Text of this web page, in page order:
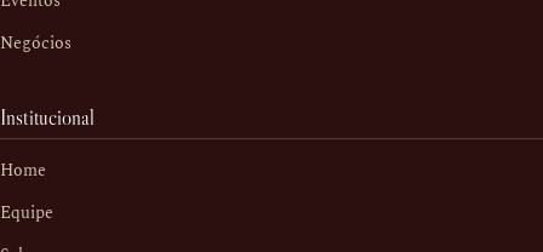
Negócios
Institucional
Home
Equipe